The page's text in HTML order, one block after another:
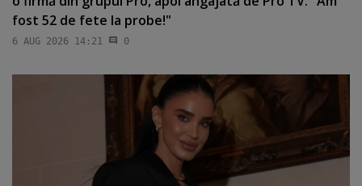
fost 52 de fete la probe!"
6 AUG 2026 14:21 0